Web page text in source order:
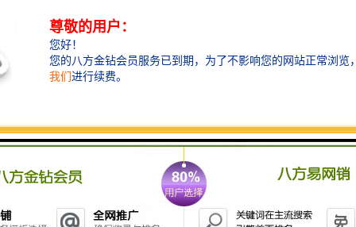
百家餐饮及高端酒店。